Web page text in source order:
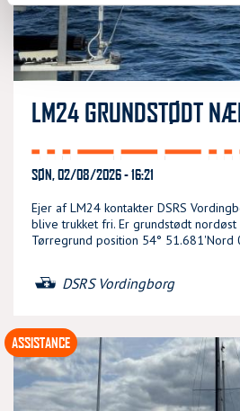
LM24 GRUNDSTØDT
SØN, 02/08/2026 - 16:21
Ejer af LM24 kontakter DSRS
blive trukket fri. Er grundstødt
Tørregrund position 54° 51.681'Nord
DSRS Vordingborg
ASSISTANCE